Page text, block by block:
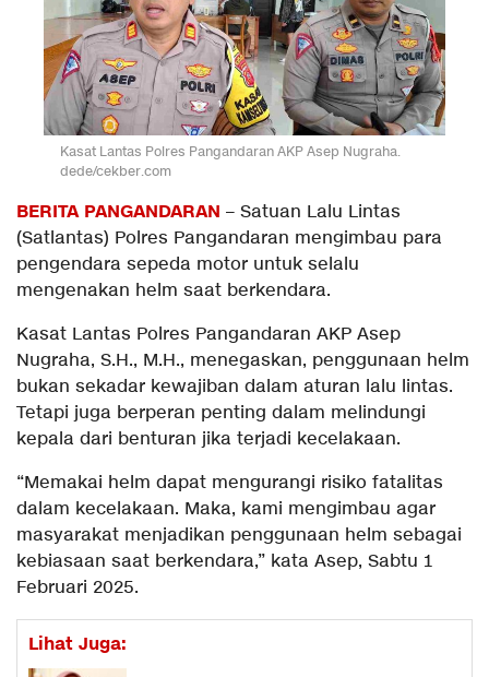
Kasat Lantas Polres Pangandaran AKP Asep Nugraha.
dede/cekber.com
BERITA PANGANDARAN – Satuan Lalu Lintas
(Satlantas) Polres Pangandaran mengimbau para
pengendara sepeda motor untuk selalu
mengenakan helm saat berkendara.
Kasat Lantas Polres Pangandaran AKP Asep
Nugraha, S.H., M.H., menegaskan, penggunaan helm
bukan sekadar kewajiban dalam aturan lalu lintas.
Tetapi juga berperan penting dalam melindungi
kepala dari benturan jika terjadi kecelakaan.
“Memakai helm dapat mengurangi risiko fatalitas
dalam kecelakaan. Maka, kami mengimbau agar
masyarakat menjadikan penggunaan helm sebagai
kebiasaan saat berkendara,” kata Asep, Sabtu 1
Februari 2025.
Lihat Juga: